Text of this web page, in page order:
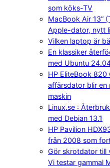
som köks-TV
MacBook Air 13”
Apple-dator, nytt
Vilken laptop är
En klassiker
med Ubuntu
HP EliteBook 820
affärsdator blir
maskin
Linux.se :
med Debian 13.1
HP Pavilion
från 2008 som
Gör skrotdator till
Vi testar gammal